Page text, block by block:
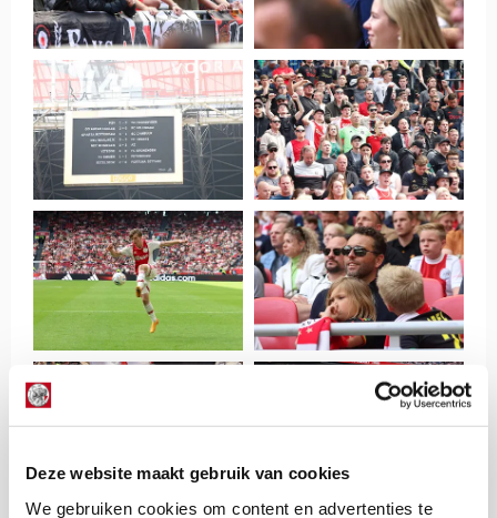
Deze website maakt gebruik van cookies
We gebruiken cookies om content en advertenties te